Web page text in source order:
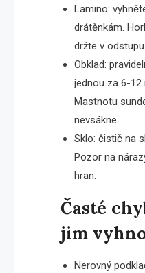
Lamino:
drátěnkám.
držte v odstupu.
Obklad:
jednou za 6-12
Mastnotu
nevsákne.
Sklo: čistič na
Pozor na
hran.
Časté
jim
Nerovný